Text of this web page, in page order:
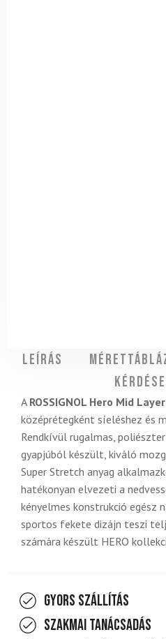
Leírás
A ROSSIGNOL Hero Mid
középrétegként síeléshez és
Rendkívül rugalmas,
gyapjúból készült, kiváló
Super Stretch anyag
hatékonyan elvezeti a
kényelmes konstrukció egész
sportos fekete dizájn teszi
számára készült HERO
Gyors szállítás
Szakmai tanácsadás